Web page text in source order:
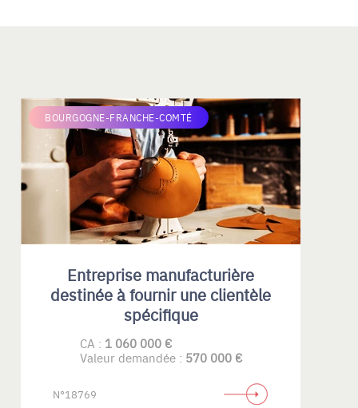
BOURGOGNE-FRANCHE-COMTÉ
Entreprise manufacturière
destinée à fournir une clientèle
spécifique
CA : 1 060 000 €
Valeur demandée : 570 000 €
N°18769